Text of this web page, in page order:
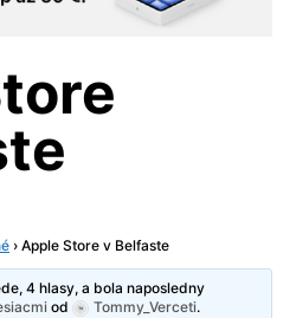
› Apple Store v Belfaste
4 hlasy, a bola naposledny
od Tommy_Verceti.